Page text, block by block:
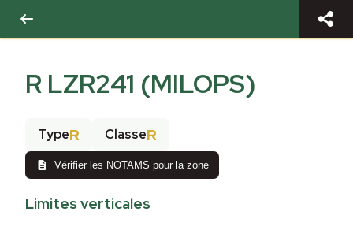
R LZR241 (MILOPS)
TypeR ClasseR
Vérifier les NOTAMS pour la zone
Limites verticales